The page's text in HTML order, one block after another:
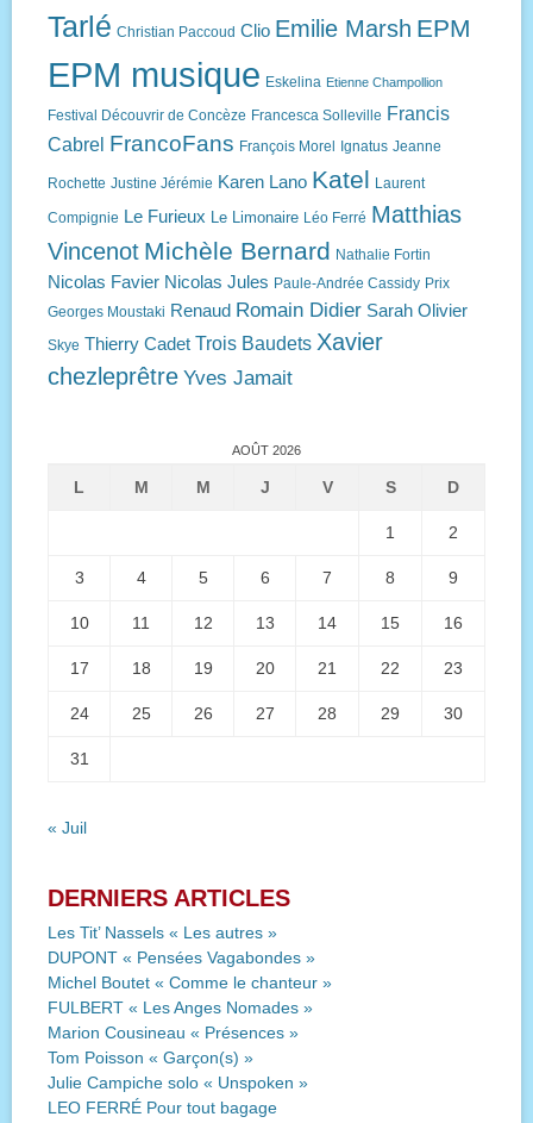
Tarlé Christian Paccoud Clio Emilie Marsh EPM
EPM musique Eskelina Etienne Champollion
Festival Découvrir de Concèze Francesca Solleville Francis
Cabrel FrancoFans François Morel Ignatus Jeanne
Rochette Justine Jérémie Karen Lano Katel Laurent
Compignie Le Furieux Le Limonaire Léo Ferré Matthias
Vincenot Michèle Bernard Nathalie Fortin
Nicolas Favier Nicolas Jules Paule-Andrée Cassidy Prix
Georges Moustaki Renaud Romain Didier Sarah Olivier
Skye Thierry Cadet Trois Baudets Xavier
chezleprêtre Yves Jamait
AOÛT 2026
L M M J V S D
1 2
3 4 5 6 7 8 9
10 11 12 13 14 15 16
17 18 19 20 21 22 23
24 25 26 27 28 29 30
31
« Juil
DERNIERS ARTICLES
Les Tit’ Nassels « Les autres »
DUPONT « Pensées Vagabondes »
Michel Boutet « Comme le chanteur »
FULBERT « Les Anges Nomades »
Marion Cousineau « Présences »
Tom Poisson « Garçon(s) »
Julie Campiche solo « Unspoken »
LEO FERRÉ Pour tout bagage